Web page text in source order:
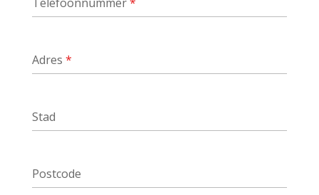
Adres *
Stad
Postcode